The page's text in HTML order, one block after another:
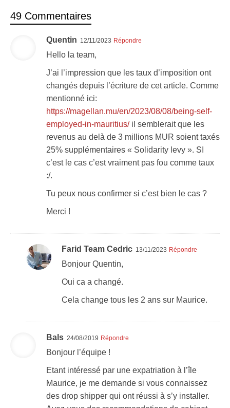
49 Commentaires
Quentin 12/11/2023 Répondre
Hello la team,
J’ai l’impression que les taux d’imposition ont
changés depuis l’écriture de cet article. Comme
mentionné ici:
https://magellan.mu/en/2023/08/08/being-self-
employed-in-mauritius/il semblerait que les
revenus au delà de 3 millions MUR soient taxés
25% supplémentaires « Solidarity levy ». SI
c’est le cas c’est vraiment pas fou comme taux
:/.
Tu peux nous confirmer si c’est bien le cas ?
Merci !
Farid Team Cedric 13/11/2023 Répondre
Bonjour Quentin,
Oui ca a changé.
Cela change tous les 2 ans sur Maurice.
Bals 24/08/2019 Répondre
Bonjour l’équipe !
Etant intéressé par une expatriation à l’île
Maurice, je me demande si vous connaissez
des drop shipper qui ont réussi à s’y installer.